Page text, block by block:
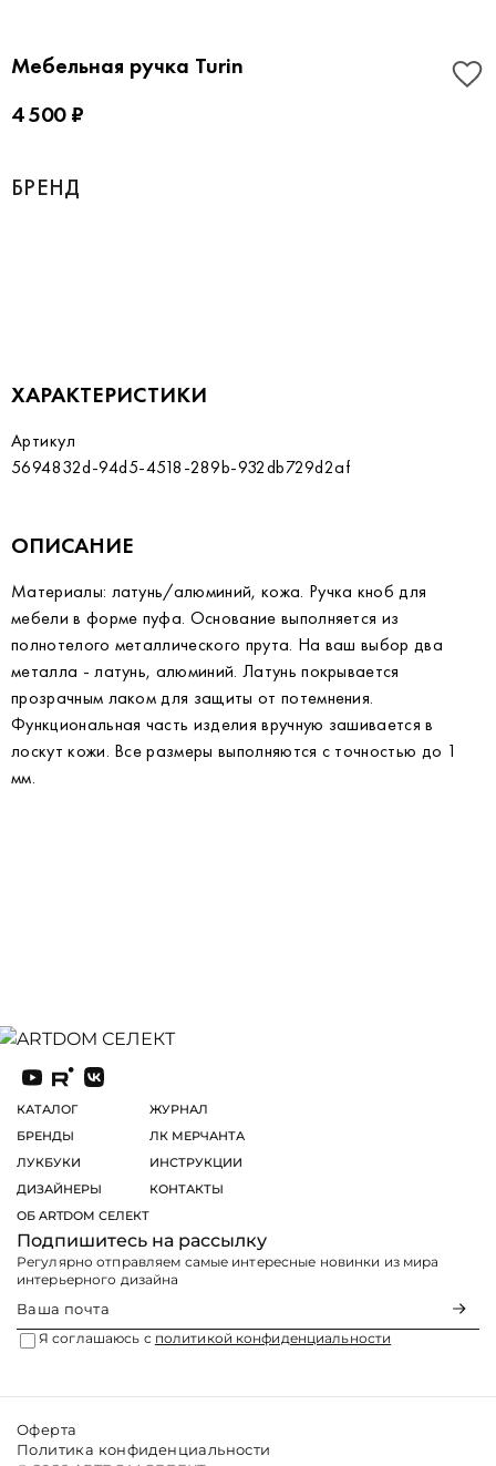
Мебельная ручка Turin
4 500 ₽
БРЕНД
ХАРАКТЕРИСТИКИ
Артикул
5694832d-94d5-4518-289b-932db729d2af
ОПИСАНИЕ
Материалы: латунь/алюминий, кожа. Ручка кноб для
мебели в форме пуфа. Основание выполняется из
полнотелого металлического прута. На ваш выбор два
металла - латунь, алюминий. Латунь покрывается
прозрачным лаком для защиты от потемнения.
Функциональная часть изделия вручную зашивается в
лоскут кожи. Все размеры выполняются с точностью до 1
мм.
КАТАЛОГ
БРЕНДЫ
ЛУКБУКИ
ДИЗАЙНЕРЫ
ОБ ARTDOM СЕЛЕКТ
ЖУРНАЛ
ЛК МЕРЧАНТА
ИНСТРУКЦИИ
КОНТАКТЫ
Подпишитесь на рассылку
Регулярно отправляем самые интересные новинки из мира
интерьерного дизайна
Я соглашаюсь с политикой конфиденциальности
Оферта
Политика конфиденциальности